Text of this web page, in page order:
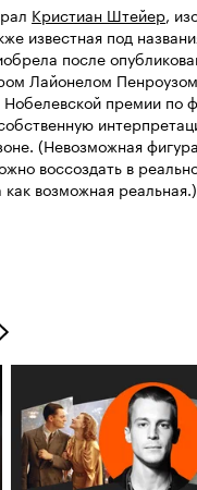
Кристиан Штейер,
известная под
после
Лайонелом
премии по
(Невозможная
воссоздать в
возможная реальная.)